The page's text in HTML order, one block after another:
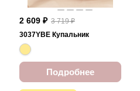
2 609 ₽ 3 719 ₽
3037YBE Купальник
Подробнее